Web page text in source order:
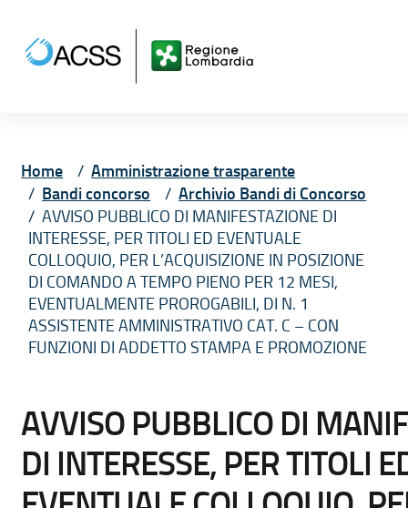
Home
Amministrazione trasparente
Bandi concorso
Archivio Bandi di Concorso
AVVISO PUBBLICO DI MANIFESTAZIONE DI
INTERESSE, PER TITOLI ED EVENTUALE
COLLOQUIO, PER L’ACQUISIZIONE IN POSIZIONE
DI COMANDO A TEMPO PIENO PER 12 MESI,
EVENTUALMENTE PROROGABILI, DI N. 1
ASSISTENTE AMMINISTRATIVO CAT. C – CON
FUNZIONI DI ADDETTO STAMPA E PROMOZIONE
AVVISO PUBBLICO DI
DI INTERESSE, PER TITOLI